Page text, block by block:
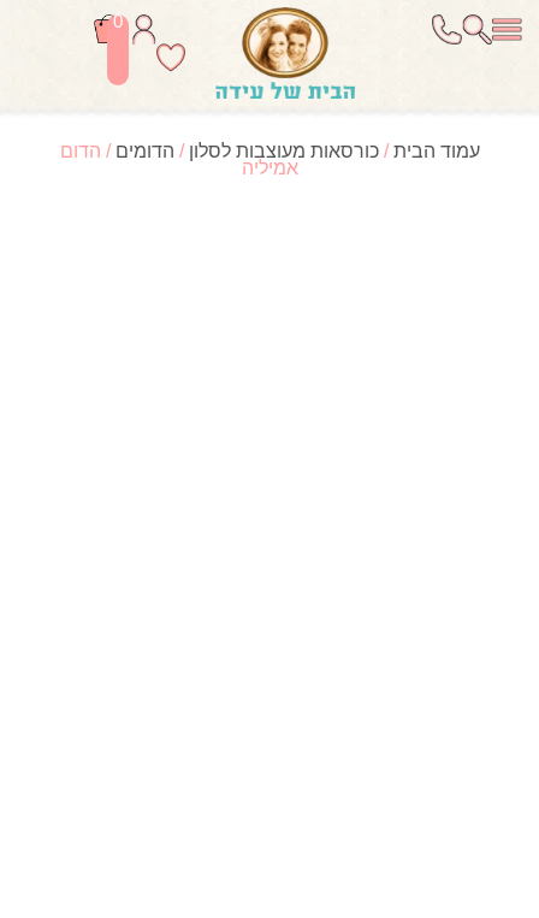
0
עמוד הבית/כורסאות מעוצבות לסלון / הדומים / הדום
אמיליה